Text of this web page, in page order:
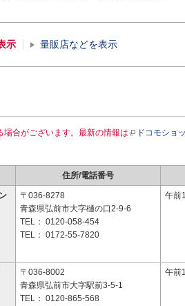
示 量販店などを表示
場合がございます。最新の情報は ドコモショ
住所/電話番号
〒036-8278
青森県弘前市大字樋の口2-9-6
TEL： 0120-058-454
TEL： 0172-55-7820
午前
〒036-8002
青森県弘前市大字駅前3-5-1
TEL： 0120-865-568
午前